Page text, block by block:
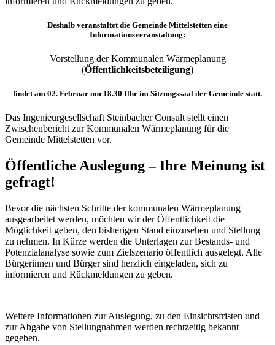
Deshalb veranstaltet die Gemeinde Mittelstetten eine
Informationsveranstaltung:
Vorstellung der Kommunalen Wärmeplanung
(Öffentlichkeitsbeteiligung)
findet am 02. Februar um 18.30 Uhr im Sitzungssaal der Gemeinde statt.
Das Ingenieurgesellschaft Steinbacher Consult stellt einen
Zwischenbericht zur Kommunalen Wärmeplanung für die
Gemeinde Mittelstetten vor.
Öffentliche Auslegung– Ihre Meinung ist
gefragt!
Bevor die nächsten Schritte der kommunalen Wärmeplanung
ausgearbeitet werden, möchten wir der Öffentlichkeit die
Möglichkeit geben, den bisherigen Stand einzusehen und Stellung
zu nehmen. In Kürze werden die Unterlagen zur Bestands- und
Potenzialanalyse sowie zum Zielszenario öffentlich ausgelegt. Alle
Bürgerinnen und Bürger sind herzlich eingeladen, sich zu
informieren und Rückmeldungen zu geben.
Weitere Informationen zur Auslegung, zu den Einsichtsfristen und
zur Abgabe von Stellungnahmen werden rechtzeitig bekannt
gegeben.